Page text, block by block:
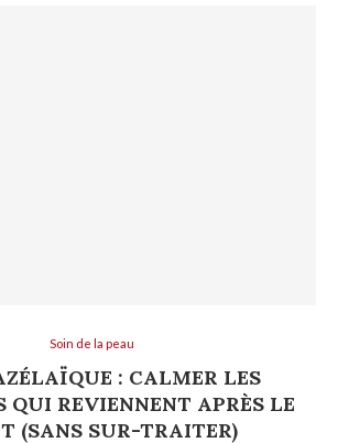
Soin de la peau
: CALMER LES
QUI REVIENNENT APRÈS LE
(SANS SUR-TRAITER)